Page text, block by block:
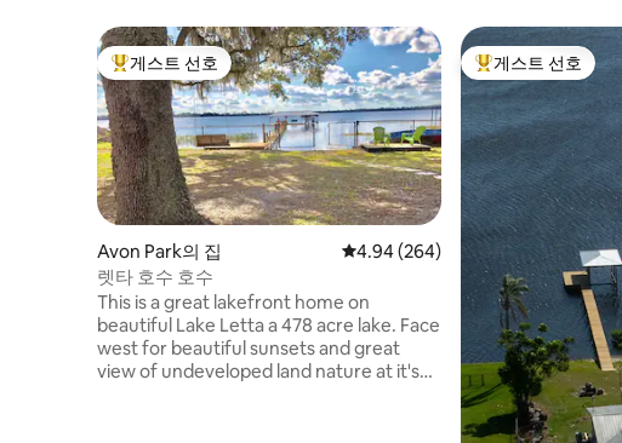
상위 게스트 선호
게스트 선호
Avon Park의 집 평점 4.94점(5점 만점), 후기 264개
4.94 (264)
렛타 호수 호수
This is a great lakefront home on
beautiful Lake Letta a 478 acre lake. Face
west for beautiful sunsets and great
view of undeveloped land nature at it's
상위 게스트 선호
게스트 선호